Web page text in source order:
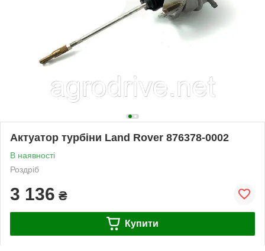
Актуатор турбіни Land Rover 876378-0002
В наявності
Роздріб
3 136 ₴
Купити